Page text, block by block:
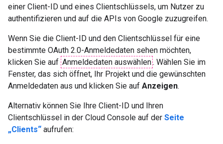
einer Client-ID und eines Clientschlüssels, um Nutzer zu
authentifizieren und auf die APIs von Google zuzugreifen.
Wenn Sie die Client-ID und den Clientschlüssel für eine
bestimmte OAuth 2.0-Anmeldedaten sehen möchten,
klicken Sie auf Anmeldedaten auswählen. Wählen Sie im
Fenster, das sich öffnet, Ihr Projekt und die gewünschten
Anmeldedaten aus und klicken Sie auf Anzeigen.
Alternativ können Sie Ihre Client-ID und Ihren
Clientschlüssel in der Cloud Console auf der Seite
„Clients“ aufrufen: